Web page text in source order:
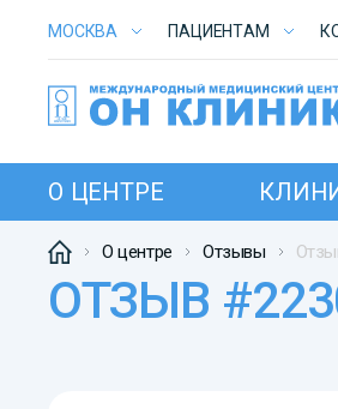
МОСКВА ПАЦИЕНТАМ
О ЦЕНТРЕ
О центре Отзывы
ОТЗЫВ